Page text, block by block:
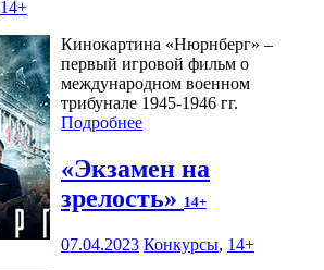
14+
Кинокартина «Нюрнберг» –
первый игровой фильм о
международном военном
трибунале 1945-1946 гг.
Подробнее
«Экзамен на
зрелость» 14+
07.04.2023 Конкурсы, 14+